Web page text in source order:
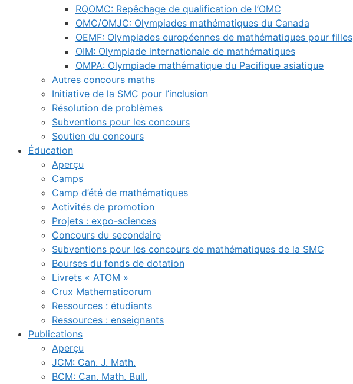
RQOMC: Repêchage de qualification de l’OMC
OMC/OMJC: Olympiades mathématiques du Canada
OEMF: Olympiades européennes de mathématiques pour filles
OIM: Olympiade internationale de mathématiques
OMPA: Olympiade mathématique du Pacifique asiatique
Autres concours maths
Initiative de la SMC pour l’inclusion
Résolution de problèmes
Subventions pour les concours
Soutien du concours
Éducation
Aperçu
Camps
Camp d’été de mathématiques
Activités de promotion
Projets : expo-sciences
Concours du secondaire
Subventions pour les concours de mathématiques de la SMC
Bourses du fonds de dotation
Livrets « ATOM »
Crux Mathematicorum
Ressources : étudiants
Ressources : enseignants
Publications
Aperçu
JCM: Can. J. Math.
BCM: Can. Math. Bull.